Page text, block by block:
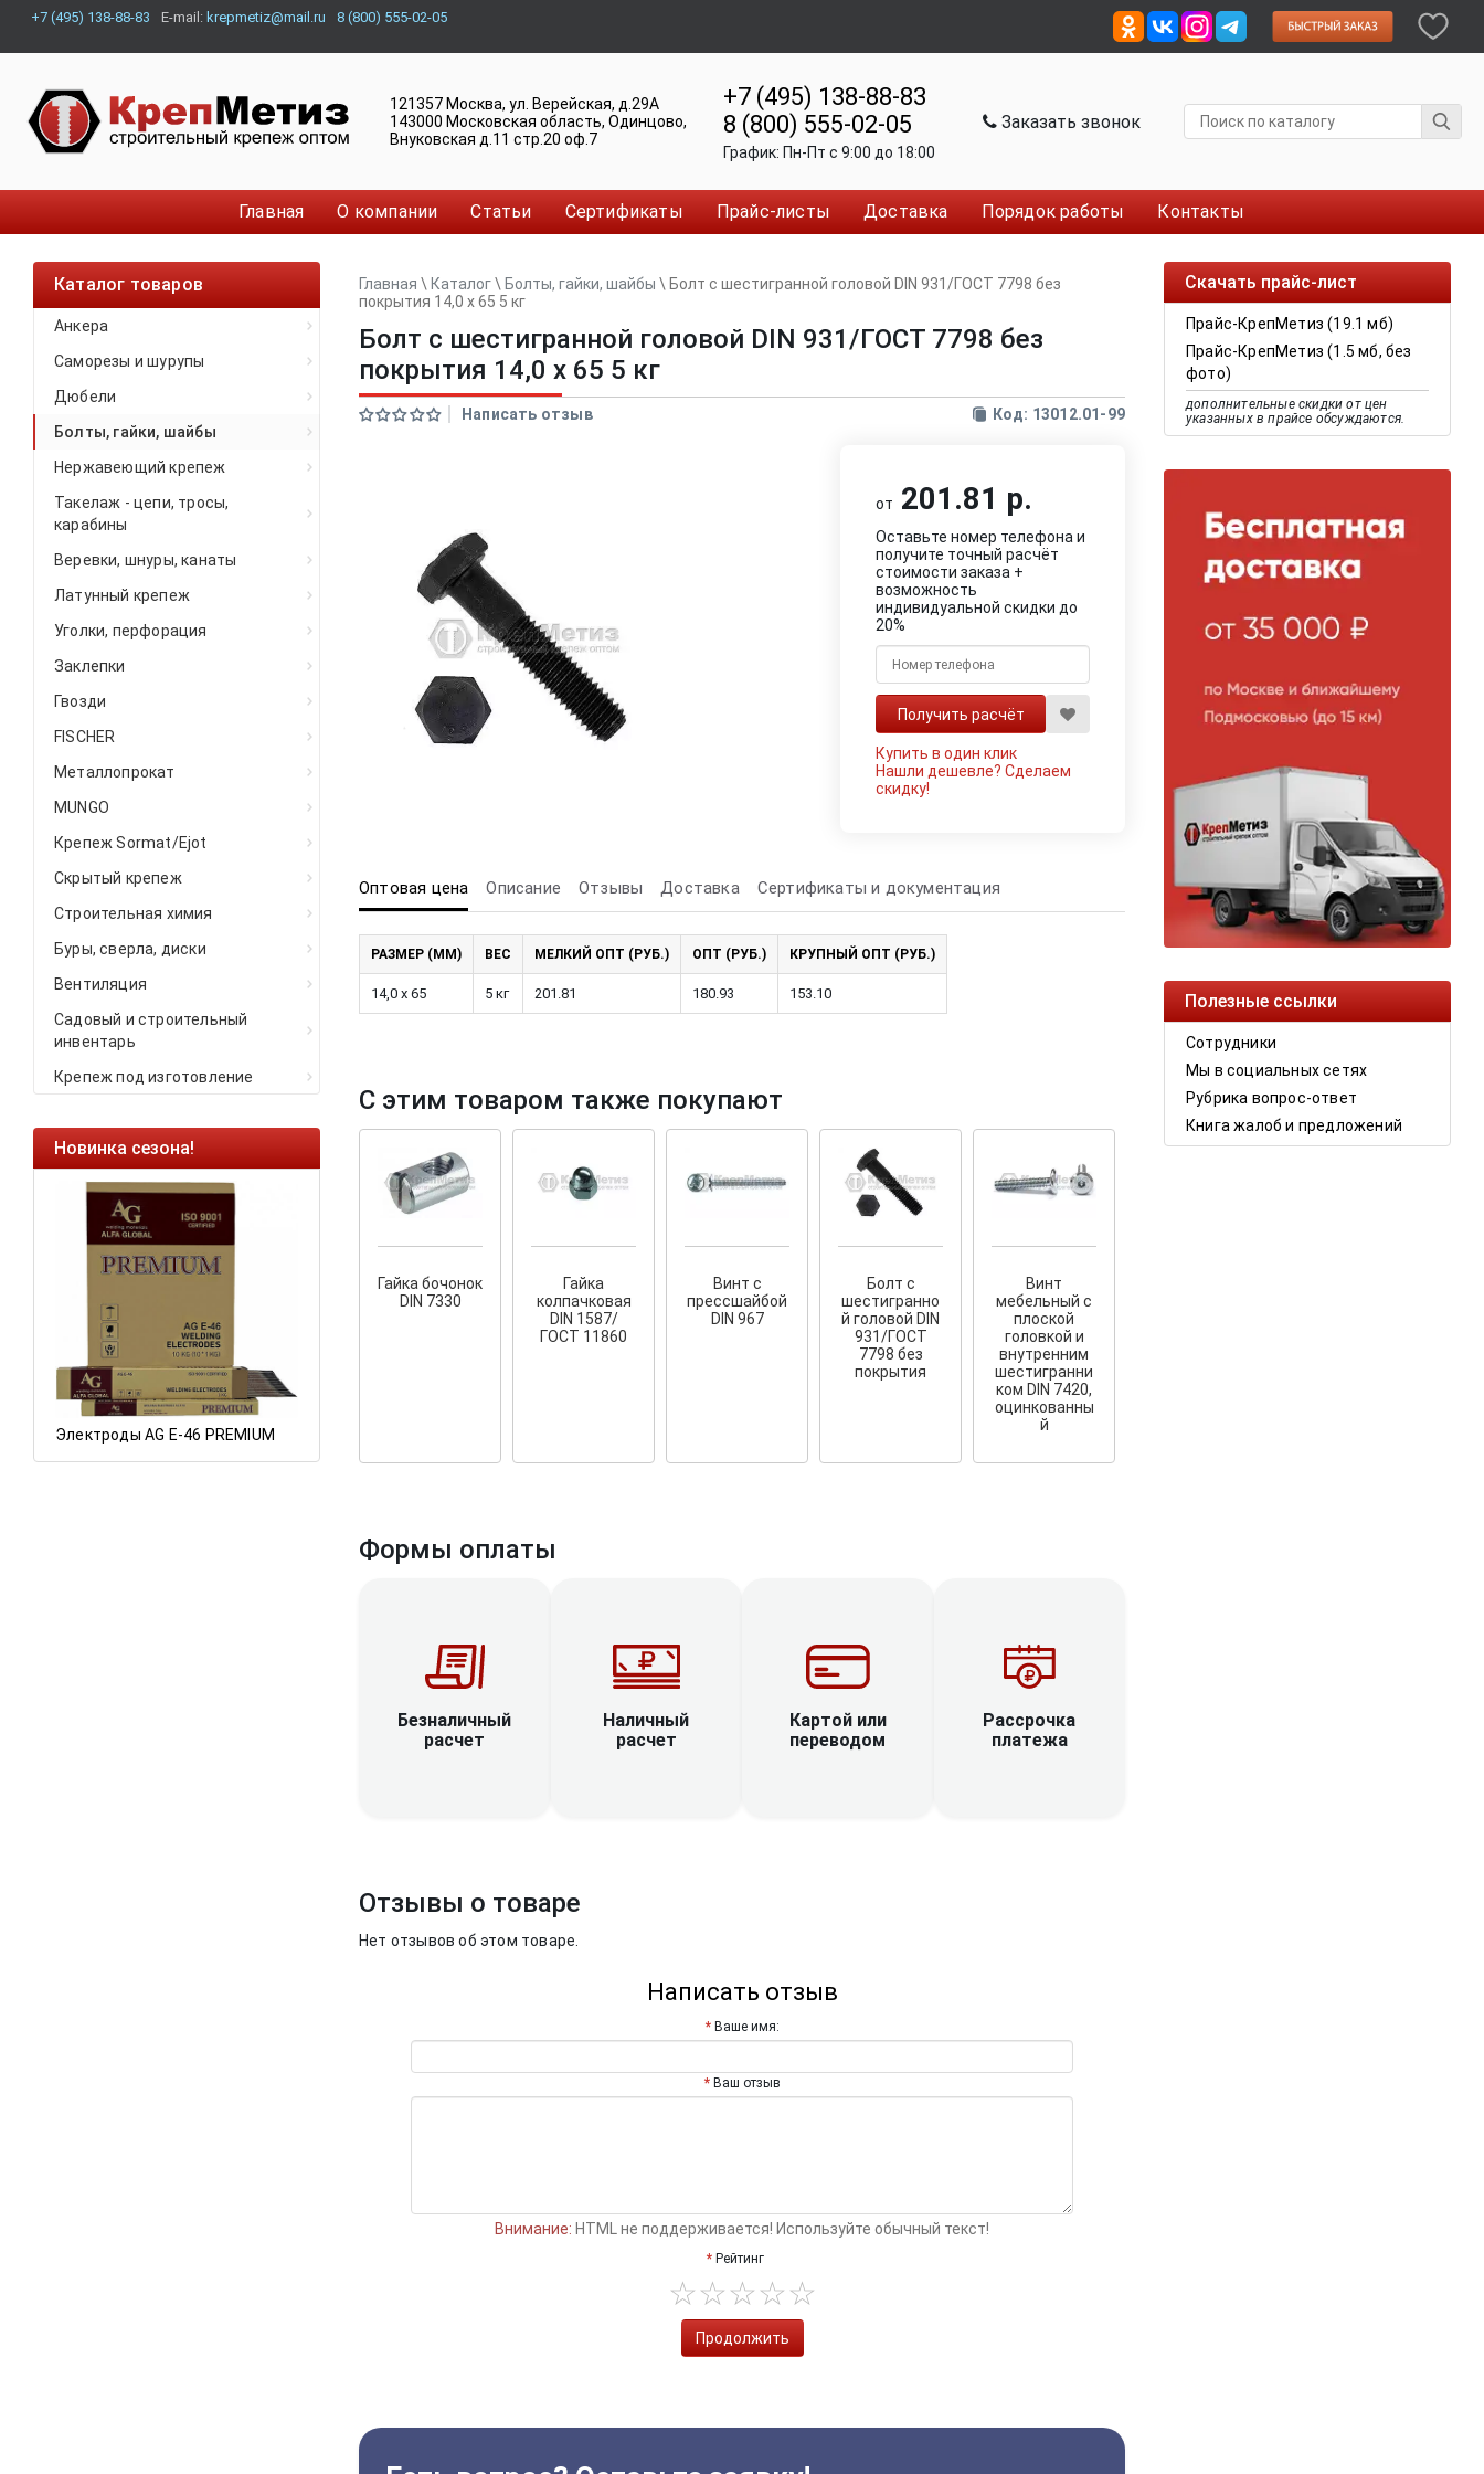
+7 (495) 138-88-83 E-mail: krepmetiz@mail.ru 8 (800) 555-02-05
121357 Москва, ул. Верейская, д.29А
143000 Московская область, Одинцово,
Внуковская д.11 стр.20 оф.7
+7 (495) 138-88-83
8 (800) 555-02-05
График: Пн-Пт c 9:00 до 18:00
Заказать звонок
Главная О компании Статьи Сертификаты Прайс-листы Доставка Порядок работы Контакты
Каталог товаров
Анкера
Саморезы и шурупы
Дюбели
Болты, гайки, шайбы
Нержавеющий крепеж
Такелаж - цепи, тросы,
карабины
Веревки, шнуры, канаты
Латунный крепеж
Уголки, перфорация
Заклепки
Гвозди
FISCHER
Металлопрокат
MUNGO
Крепеж Sormat/Ejot
Скрытый крепеж
Строительная химия
Буры, сверла, диски
Вентиляция
Садовый и строительный
инвентарь
Крепеж под изготовление
Новинка сезона!
Электроды AG E-46 PREMIUM
Ликвидация остатков!
Саморезы кровельные HKR-R
HARPOON EURO
остатков по ценам 2020 года!
Крепление террас и фасадов
.
Скачать прайс-лист
Прайс-КрепМетиз (19.1 мб)
Прайс-КрепМетиз (1.5 мб, без
фото)
дополнительные скидки от цен
указанных в прайсе обсуждаются.
Полезные ссылки
Сотрудники
Мы в социальных сетях
Рубрика вопрос-ответ
Книга жалоб и предложений
Главная \ Каталог\ Болты, гайки, шайбы \ Болт с шестигранной головой DIN 931/ГОСТ 7798 без
покрытия 14,0 x 65 5 кг
Болт с шестигранной головой DIN 931/ГОСТ 7798 без
покрытия 14,0 x 65 5 кг
Написать отзыв Код: 13012.01-99
от 201.81 р.
Оставьте номер телефона и
получите точный расчёт
стоимости заказа +
возможность
индивидуальной скидки до
20%
Купить в один клик
Нашли дешевле?Сделаем
скидку!
Оптовая цена Описание Отзывы Доставка Сертификаты и документация
РАЗМЕР (ММ) ВЕС МЕЛКИЙ ОПТ (РУБ.) ОПТ (РУБ.) КРУПНЫЙ ОПТ (РУБ.)
14,0 x 65 5 кг 201.81 180.93 153.10
С этим товаром также покупают
Гайка бочонок
DIN 7330
Гайка
колпачковая
DIN 1587/
ГОСТ 11860
Винт с
прессшайбой
DIN 967
Болт с
шестигранно
й головой DIN
931/ГОСТ
7798 без
покрытия
Винт
мебельный с
плоской
головкой и
внутренним
шестигранни
ком DIN 7420,
оцинкованны
й
Формы оплаты
Безналичный
расчет
Наличный
расчет
Картой или
переводом
Рассрочка
платежа
Отзывы о товаре
Нет отзывов об этом товаре.
Написать отзыв
Ваше имя:
Ваш отзыв
Внимание: HTML не поддерживается! Используйте обычный текст!
Рейтинг
Продолжить